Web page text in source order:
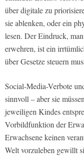
über digitale zu
sie ablenken, oder ein
lesen. Der Eindruck,
erwehren, ist ein
über Gesetze steuern
Social-Media-Verbote
sinnvoll – aber sie
jeweiligen Kindes
Vorbildfunktion der
Erwachsene keinen
Welt vorzuleben gewillt